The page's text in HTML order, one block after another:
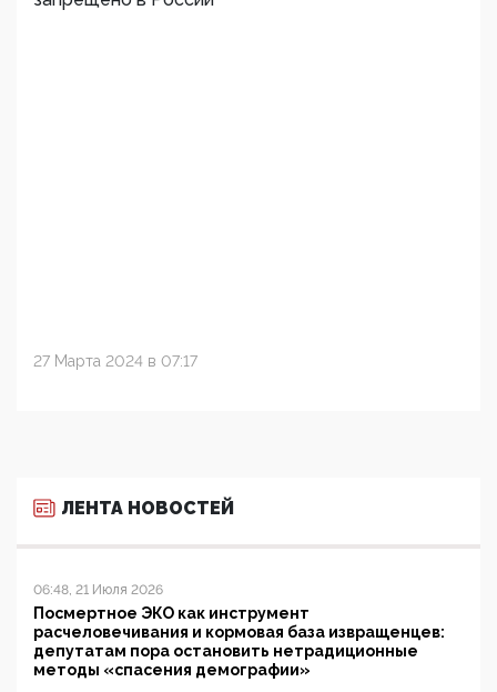
27 Марта 2024 в 07:17
ЛЕНТА НОВОСТЕЙ
06:48, 21 Июля 2026
Посмертное ЭКО как инструмент
расчеловечивания и кормовая база извращенцев:
депутатам пора остановить нетрадиционные
методы «спасения демографии»